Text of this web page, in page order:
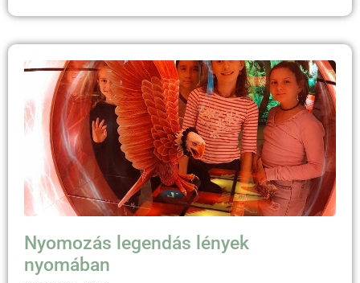
Nyomozás legendás lények
nyomában